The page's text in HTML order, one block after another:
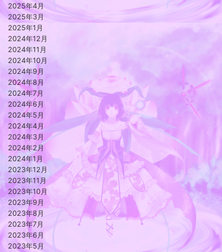
2025年4月
2025年3月
2025年1月
2024年12月
2024年11月
2024年10月
2024年9月
2024年8月
2024年7月
2024年6月
2024年5月
2024年4月
2024年3月
2024年2月
2024年1月
2023年12月
2023年11月
2023年10月
2023年9月
2023年8月
2023年7月
2023年6月
2023年5月